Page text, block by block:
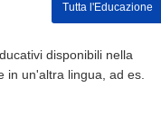
Tutta l'Educazione
disponibili nella
in un'altra lingua, ad es.